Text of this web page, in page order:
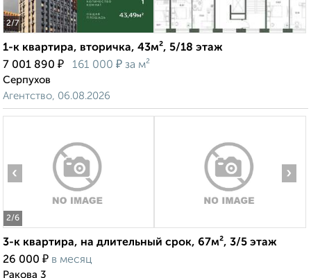
2/7
1-к квартира, вторичка, 43м², 5/18 этаж
7 001 890 ₽ 161 000 ₽ за м²
Серпухов
Агентство, 06.08.2026
2/6
‹ ›
3-к квартира, на длительный срок, 67м², 3/5 этаж
26 000 ₽ в месяц
Ракова 3